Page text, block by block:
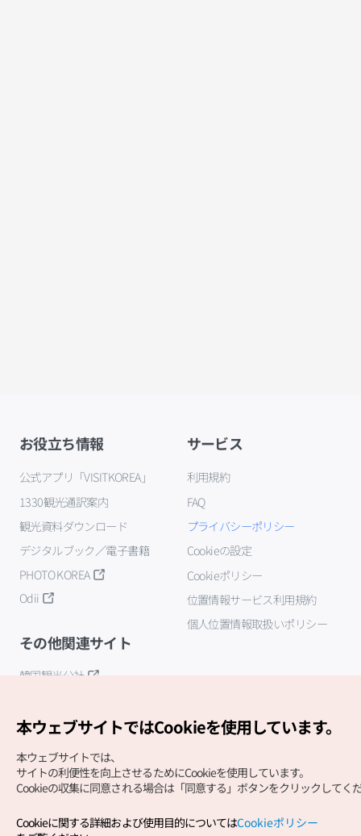
お役立ち情報
公式アプリ「VISITKOREA」
1330観光通訳案内
観光資料ダウンロード
デジタルブック／電子書籍
PHOTO KOREA
Odii
サービス
利用規約
FAQ
プライバシーポリシー
Cookieの設定
Cookieポリシー
位置情報サービス利用規約
個人位置情報取扱いポリシー
その他関連サイト
韓国観光公社
本ウェブサイトではCookieを使用しています。
本ウェブサイトでは、
サイトの利便性を向上させるためにCookieを使用しています。
Cookieの収集に同意される場合は「同意する」ボタンをクリックしてく
Cookieに関する詳細および使用目的についてはCookieポリシー